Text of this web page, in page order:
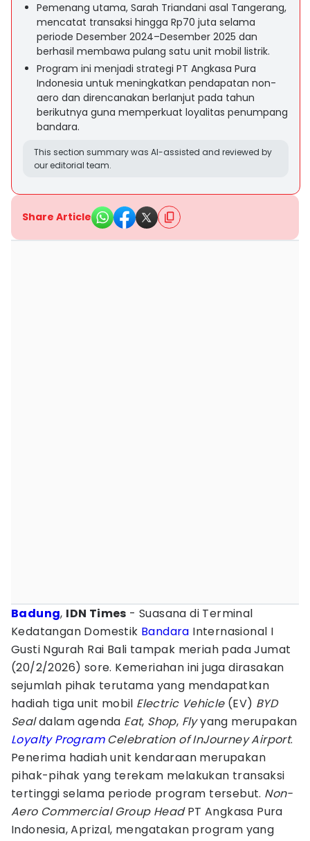
Pemenang utama, Sarah Triandani asal Tangerang,
mencatat transaksi hingga Rp70 juta selama
periode Desember 2024–Desember 2025 dan
berhasil membawa pulang satu unit mobil listrik.
Program ini menjadi strategi PT Angkasa Pura
Indonesia untuk meningkatkan pendapatan non-
aero dan direncanakan berlanjut pada tahun
berikutnya guna memperkuat loyalitas penumpang
bandara.
This section summary was AI-assisted and reviewed by
our editorial team.
Share Article
Badung, IDN Times - Suasana di Terminal
Kedatangan Domestik Bandara Internasional I
Gusti Ngurah Rai Bali tampak meriah pada Jumat
(20/2/2026) sore. Kemeriahan ini juga dirasakan
sejumlah pihak terutama yang mendapatkan
hadiah tiga unit mobil Electric Vehicle(EV) BYD
Sealdalam agenda Eat, Shop, Flyyang merupakan
Loyalty ProgramCelebration of InJourney Airport.
Penerima hadiah unit kendaraan merupakan
pihak-pihak yang terekam melakukan transaksi
tertinggi selama periode program tersebut. Non-
Aero Commercial Group HeadPT Angkasa Pura
Indonesia, Aprizal, mengatakan program yang